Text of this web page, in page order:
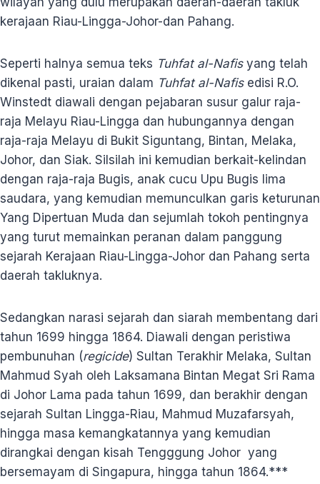
kerajaan Riau-Lingga-Johor-dan Pahang.
Seperti halnya semua teks Tuhfat al-Nafisyang telah
dikenal pasti, uraian dalam Tuhfat al-Nafisedisi R.O.
Winstedt diawali dengan pejabaran susur galur raja-
raja Melayu Riau-Lingga dan hubungannya dengan
raja-raja Melayu di Bukit Siguntang, Bintan, Melaka,
Johor, dan Siak. Silsilah ini kemudian berkait-kelindan
dengan raja-raja Bugis, anak cucu Upu Bugis lima
saudara, yang kemudian memunculkan garis keturunan
Yang Dipertuan Muda dan sejumlah tokoh pentingnya
yang turut memainkan peranan dalam panggung
sejarah Kerajaan Riau-Lingga-Johor dan Pahang serta
daerah takluknya.
Sedangkan narasi sejarah dan siarah membentang dari
tahun 1699 hingga 1864. Diawali dengan peristiwa
pembunuhan (regicide) Sultan Terakhir Melaka, Sultan
Mahmud Syah oleh Laksamana Bintan Megat Sri Rama
di Johor Lama pada tahun 1699, dan berakhir dengan
sejarah Sultan Lingga-Riau, Mahmud Muzafarsyah,
hingga masa kemangkatannya yang kemudian
dirangkai dengan kisah Tengggung Johor yang
bersemayam di Singapura, hingga tahun 1864.***